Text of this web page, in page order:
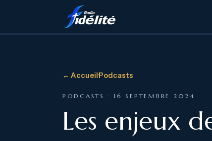
← Accueil·Podcasts
PODCASTS · 16 SEPTEMBRE 2024
Les enjeux